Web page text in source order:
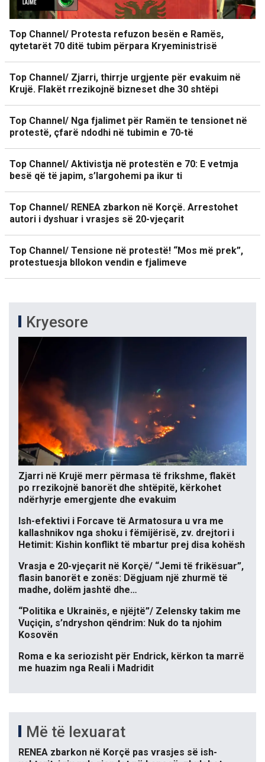
Top Channel/ Protesta refuzon besën e Ramës,
qytetarët 70 ditë tubim përpara Kryeministrisë
Top Channel/ Zjarri, thirrje urgjente për evakuim në
Krujë. Flakët rrezikojnë bizneset dhe 30 shtëpi
Top Channel/ Nga fjalimet për Ramën te tensionet në
protestë, çfarë ndodhi në tubimin e 70-të
Top Channel/ Aktivistja në protestën e 70: E vetmja
besë që të japim, s’largohemi pa ikur ti
Top Channel/ RENEA zbarkon në Korçë. Arrestohet
autori i dyshuar i vrasjes së 20-vjeçarit
Top Channel/ Tensione në protestë! “Mos më prek”,
protestuesja bllokon vendin e fjalimeve
Kryesore
Zjarri në Krujë merr përmasa të frikshme, flakët
po rrezikojnë banorët dhe shtëpitë, kërkohet
ndërhyrje emergjente dhe evakuim
Ish-efektivi i Forcave të Armatosura u vra me
kallashnikov nga shoku i fëmijërisë, zv. drejtori i
Hetimit: Kishin konflikt të mbartur prej disa kohësh
Vrasja e 20-vjeçarit në Korçë/ “Jemi të frikësuar”,
flasin banorët e zonës: Dëgjuam një zhurmë të
madhe, dolëm jashtë dhe…
“Politika e Ukrainës, e njëjtë”/ Zelensky takim me
Vuçiçin, s’ndryshon qëndrim: Nuk do ta njohim
Kosovën
Roma e ka seriozisht për Endrick, kërkon ta marrë
me huazim nga Reali i Madridit
Më të lexuarat
RENEA zbarkon në Korçë pas vrasjes së ish-